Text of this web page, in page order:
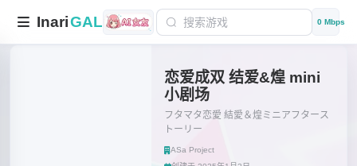
InariGAL 0 Mbps
恋爱成双 结爱&煌 mini
小剧场
フタマタ恋愛 結愛＆煌ミニアフタース
トーリー
ASa Project